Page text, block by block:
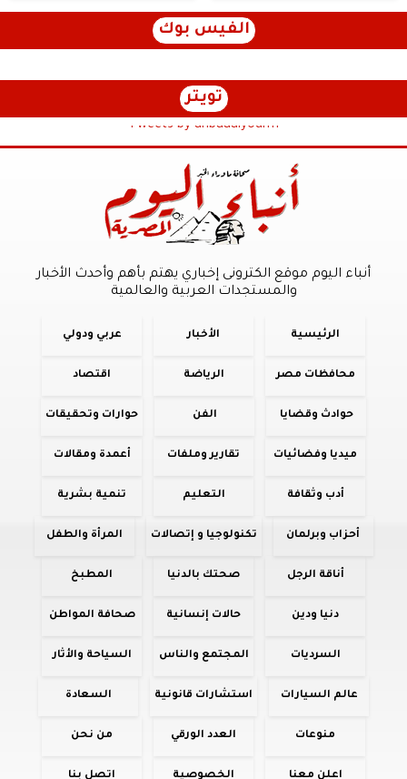
الفيس بوك
تويتر
Tweets by anbaaalyoum1
أنباء اليوم موقع الكترونى إخباري يهتم بأهم وأحدث الأخبار
والمستجدات العربية والعالمية
الرئيسية الأخبار عربي ودولي
محافظات مصر الرياضة اقتصاد
حوادث وقضايا الفن حوارات وتحقيقات
ميديا وفضائيات تقارير وملفات أعمدة ومقالات
أدب وثقافة التعليم تنمية بشرية
أحزاب وبرلمان تكنولوجيا و إتصالات المرأة والطفل
أناقة الرجل صحتك بالدنيا المطبخ
دنيا ودين حالات إنسانية صحافة المواطن
السرديات المجتمع والناس السياحة والأثار
عالم السيارات استشارات قانونية السعادة
منوعات العدد الورقي من نحن
اعلن معنا الخصوصية اتصل بنا